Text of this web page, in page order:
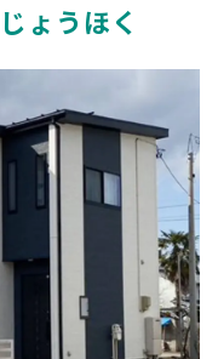
ょうほく